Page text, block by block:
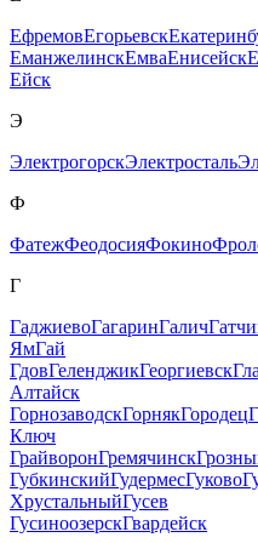
ЕфремовЕгорьевск
ЕманжелинскЕмваЕнисейск
Ейск
Э
ЭлектрогорскЭлектросталь
Ф
ФатежФеодосияФокино
Г
ГаджиевоГагаринГалич
ЯмГай
ГдовГеленджикГеоргиевск
Алтайск
ГорнозаводскГорнякГородец
Ключ
ГрайворонГремячинск
ГубкинскийГудермесГуково
ХрустальныйГусев
ГусиноозерскГвардейск